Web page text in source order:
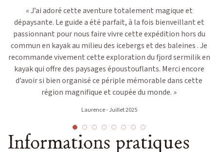
« J’ai adoré cette aventure totalement magique et
dépaysante. Le guide a été parfait, à la fois bienveillant et
passionnant pour nous faire vivre cette expédition hors du
commun en kayak au milieu des icebergs et des baleines . Je
recommande vivement cette exploration du fjord sermilik en
kayak qui offre des paysages époustouflants. Merci encore
d’avoir si bien organisé ce périple mémorable dans cette
région magnifique et coupée du monde. »
Laurence - Juillet 2025
Informations pratiques